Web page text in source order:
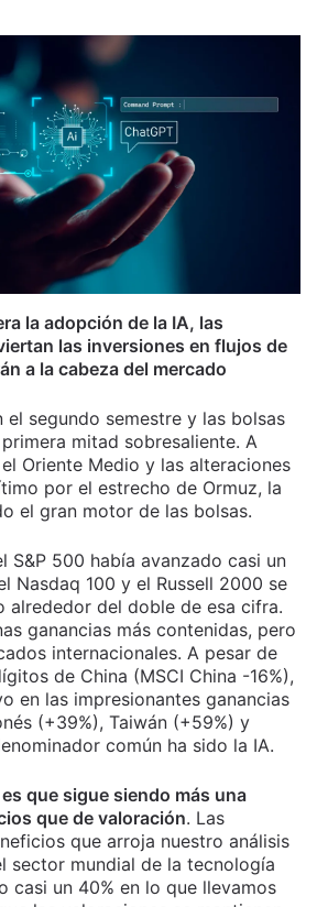
la adopción de la IA, las
las inversiones en flujos de
a la cabeza del mercado
el segundo semestre y las bolsas
mitad sobresaliente. A
Oriente Medio y las alteraciones
por el estrecho de Ormuz, la
el gran motor de las bolsas.
S&P 500 había avanzado casi un
Nasdaq 100 y el Russell 2000 se
alrededor del doble de esa cifra.
ganancias más contenidas, pero
internacionales. A pesar de
de China (MSCI China -16%),
en las impresionantes ganancias
(+39%), Taiwán (+59%) y
común ha sido la IA.
que sigue siendo más una
que de valoración. Las
que arroja nuestro análisis
sector mundial de la tecnología
casi un 40% en lo que llevamos